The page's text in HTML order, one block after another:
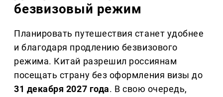
безвизовый режим
Планировать путешествия станет удобнее
и благодаря продлению безвизового
режима. Китай разрешил россиянам
посещать страну без оформления визы до
31 декабря 2027 года. В свою очередь,